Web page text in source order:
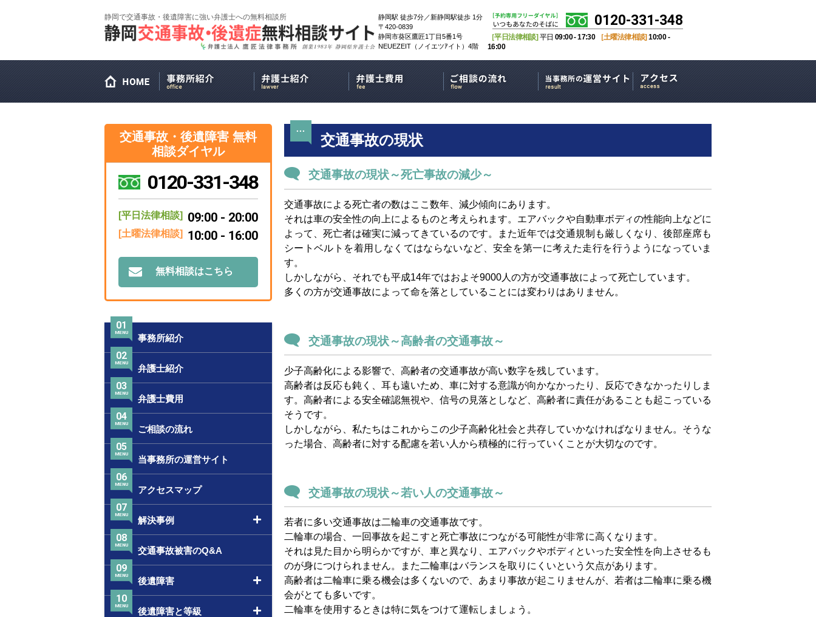
静岡で交通事故・後遺障害に強い弁護士への無料相談所
静岡駅 徒歩7分／新静岡駅徒歩 1分
〒420-0839
静岡市葵区鷹匠1丁目5番1号
NEUEZEIT（ノイエツｱイト）4階
0120-331-348
［平日法律相談] 平日 09:00 - 17:30 ［土曜法律相談] 10:00 -
16:00
交通事故の現状
交通事故の現状～死亡事故の減少～
交通事故による死亡者の数はここ数年、減少傾向にあります。
それは車の安全性の向上によるものと考えられます。エアバックや自動車ボディの性能向上などに
よって、死亡者は確実に減ってきているのです。また近年では交通規制も厳しくなり、後部座席も
シートベルトを着用しなくてはならないなど、安全を第一に考えた走行を行うようになっていま
す。
しかしながら、それでも平成14年ではおよそ9000人の方が交通事故によって死亡しています。
多くの方が交通事故によって命を落としていることには変わりはありません。
交通事故の現状～高齢者の交通事故～
少子高齢化による影響で、高齢者の交通事故が高い数字を残しています。
高齢者は反応も鈍く、耳も遠いため、車に対する意識が向かなかったり、反応できなかったりしま
す。高齢者による安全確認無視や、信号の見落としなど、高齢者に責任があることも起こっている
そうです。
しかしながら、私たちはこれからこの少子高齢化社会と共存していかなければなりません。そうな
った場合、高齢者に対する配慮を若い人から積極的に行っていくことが大切なのです。
交通事故の現状～若い人の交通事故～
若者に多い交通事故は二輪車の交通事故です。
二輪車の場合、一回事故を起こすと死亡事故につながる可能性が非常に高くなります。
それは見た目から明らかですが、車と異なり、エアバックやボディといった安全性を向上させるも
のが身につけられません。また二輪車はバランスを取りにくいという欠点があります。
高齢者は二輪車に乗る機会は多くないので、あまり事故が起こりませんが、若者は二輪車に乗る機
会がとても多いです。
二輪車を使用するときは特に気をつけて運転しましょう。
交通事故・後遺障害 無料
相談ダイヤル
0120-331-348
[平日法律相談] 09:00 - 20:00
[土曜法律相談] 10:00 - 16:00
無料相談はこちら
事務所紹介
01
MENU
弁護士紹介
02
MENU
弁護士費用
03
MENU
ご相談の流れ
04
MENU
当事務所の運営サイト
05
MENU
アクセスマップ
06
MENU
解決事例
07
MENU
交通事故被害のQ&A
08
MENU
後遺障害
09
MENU
後遺障害と等級
10
MENU